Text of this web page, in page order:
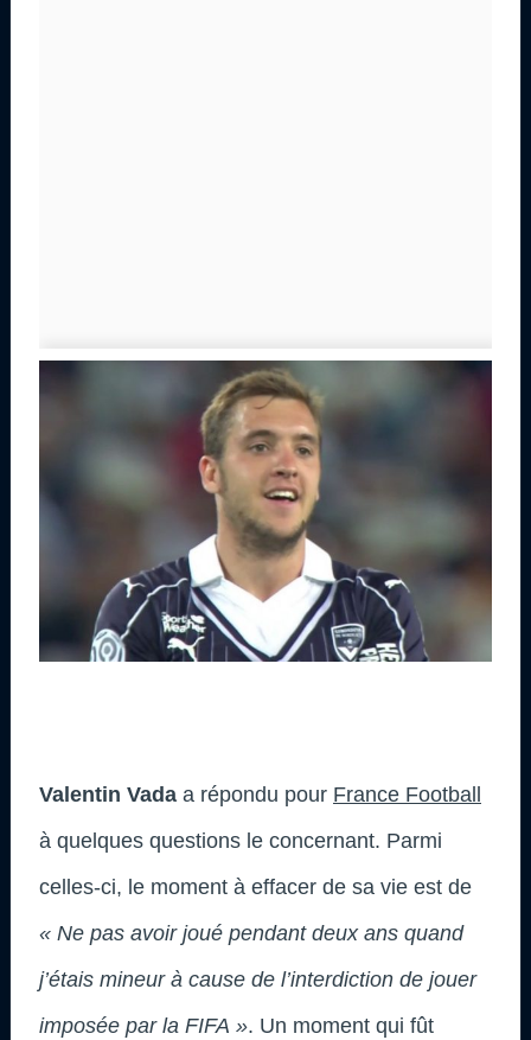
Valentin Vada a répondu pour France Football
à quelques questions le concernant. Parmi
celles-ci, le moment à effacer de sa vie est de
« Ne pas avoir joué pendant deux ans quand
j’étais mineur à cause de l’interdiction de jouer
imposée par la FIFA ». Un moment qui fût